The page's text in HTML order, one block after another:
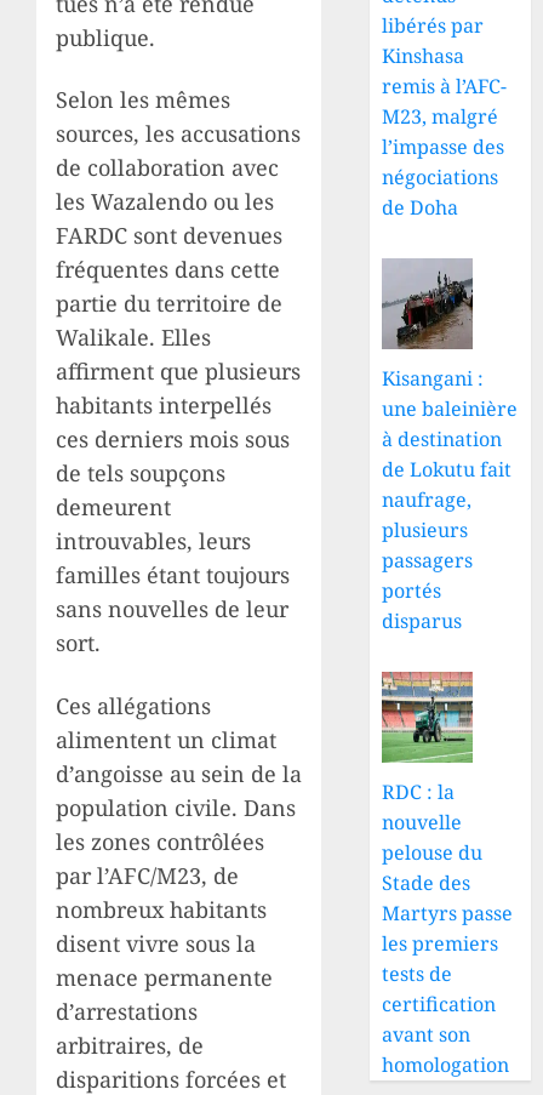
publique.
Selon les mêmes
sources, les accusations
de collaboration avec
les Wazalendo ou les
FARDC sont devenues
fréquentes dans cette
partie du territoire de
Walikale. Elles
affirment que plusieurs
habitants interpellés
ces derniers mois sous
de tels soupçons
demeurent
introuvables, leurs
familles étant toujours
sans nouvelles de leur
sort.
Ces allégations
alimentent un climat
d’angoisse au sein de la
population civile. Dans
les zones contrôlées
par l’AFC/M23, de
nombreux habitants
disent vivre sous la
menace permanente
d’arrestations
arbitraires, de
disparitions forcées et
libérés par
Kinshasa
remis à l’AFC-
M23, malgré
l’impasse des
négociations
de Doha
Kisangani :
une baleinière
à destination
de Lokutu fait
naufrage,
plusieurs
passagers
portés
disparus
RDC : la
nouvelle
pelouse du
Stade des
Martyrs passe
les premiers
tests de
certification
avant son
homologation